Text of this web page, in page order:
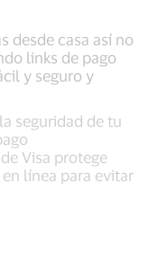
desde casa así no
links de pago
y seguro y
seguridad de tu
Visa protege
línea para evitar